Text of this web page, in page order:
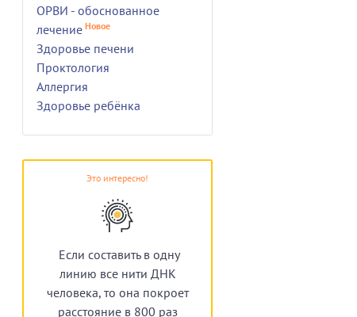
ОРВИ - обоснованное
лечение Новое
Здоровье печени
Проктология
Аллергия
Здоровье ребёнка
Это интересно!
Если составить в одну
линию все нити ДНК
человека, то она покроет
расстояние в 800 раз